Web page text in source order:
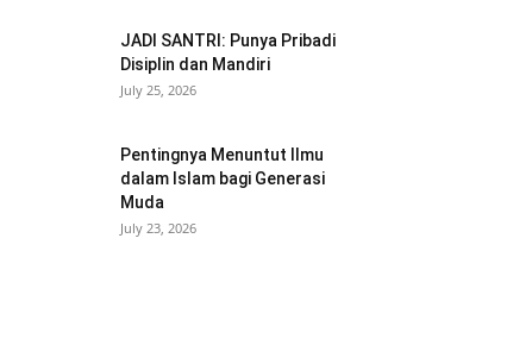
JADI SANTRI: Punya Pribadi
Disiplin dan Mandiri
July 25, 2026
Pentingnya Menuntut Ilmu
dalam Islam bagi Generasi
Muda
July 23, 2026